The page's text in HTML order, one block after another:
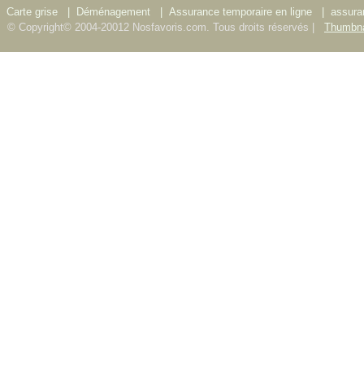
Carte grise Déménagement Assurance temporaire en ligne
© Copyright© 2004-20012 Nosfavoris.com. Tous droits réservés |